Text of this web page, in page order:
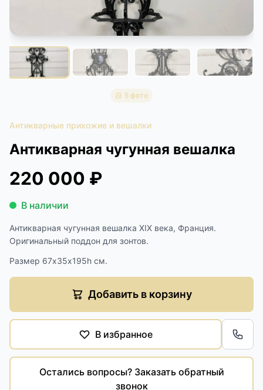
5 фото
Антикварные прихожие и вешалки
Антикварная чугунная вешалка
220 000 ₽
В наличии
Антикварная чугунная вешалка XIX века, Франция.
Оригинальный поддон для зонтов.
Размер 67х35х195h см.
Добавить в корзину
В избранное
Остались вопросы? Заказать обратный
звонок